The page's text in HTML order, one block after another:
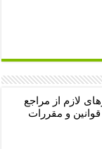
لازم از مراجع
و مقررات